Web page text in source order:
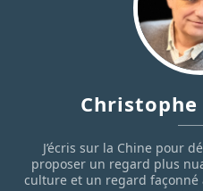
Christophe
J’écris sur la Chine pour
proposer un regard plus
culture et un regard façonné